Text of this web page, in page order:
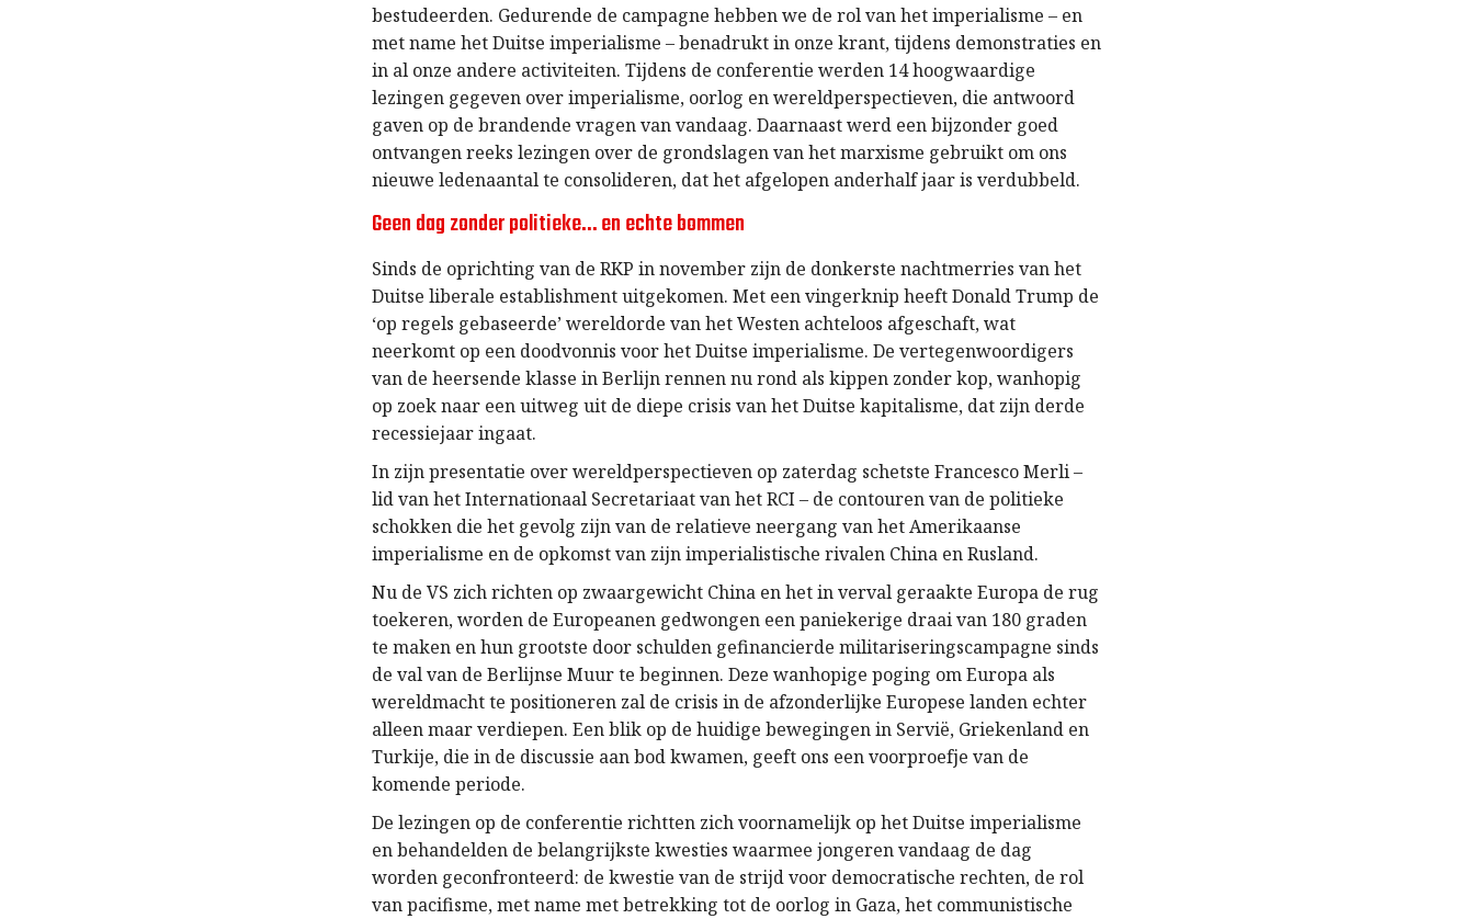
bestudeerden. Gedurende de campagne hebben we de rol van het imperialisme – en
met name het Duitse imperialisme – benadrukt in onze krant, tijdens demonstraties en
in al onze andere activiteiten. Tijdens de conferentie werden 14 hoogwaardige
lezingen gegeven over imperialisme, oorlog en wereldperspectieven, die antwoord
gaven op de brandende vragen van vandaag. Daarnaast werd een bijzonder goed
ontvangen reeks lezingen over de grondslagen van het marxisme gebruikt om ons
nieuwe ledenaantal te consolideren, dat het afgelopen anderhalf jaar is verdubbeld.
Geen dag zonder politieke… en echte bommen
Sinds de oprichting van de RKP in november zijn de donkerste nachtmerries van het
Duitse liberale establishment uitgekomen. Met een vingerknip heeft Donald Trump de
‘op regels gebaseerde’ wereldorde van het Westen achteloos afgeschaft, wat
neerkomt op een doodvonnis voor het Duitse imperialisme. De vertegenwoordigers
van de heersende klasse in Berlijn rennen nu rond als kippen zonder kop, wanhopig
op zoek naar een uitweg uit de diepe crisis van het Duitse kapitalisme, dat zijn derde
recessiejaar ingaat.
In zijn presentatie over wereldperspectieven op zaterdag schetste Francesco Merli –
lid van het Internationaal Secretariaat van het RCI – de contouren van de politieke
schokken die het gevolg zijn van de relatieve neergang van het Amerikaanse
imperialisme en de opkomst van zijn imperialistische rivalen China en Rusland.
Nu de VS zich richten op zwaargewicht China en het in verval geraakte Europa de rug
toekeren, worden de Europeanen gedwongen een paniekerige draai van 180 graden
te maken en hun grootste door schulden gefinancierde militariseringscampagne sinds
de val van de Berlijnse Muur te beginnen. Deze wanhopige poging om Europa als
wereldmacht te positioneren zal de crisis in de afzonderlijke Europese landen echter
alleen maar verdiepen. Een blik op de huidige bewegingen in Servië, Griekenland en
Turkije, die in de discussie aan bod kwamen, geeft ons een voorproefje van de
komende periode.
De lezingen op de conferentie richtten zich voornamelijk op het Duitse imperialisme
en behandelden de belangrijkste kwesties waarmee jongeren vandaag de dag
worden geconfronteerd: de kwestie van de strijd voor democratische rechten, de rol
van pacifisme, met name met betrekking tot de oorlog in Gaza, het communistische